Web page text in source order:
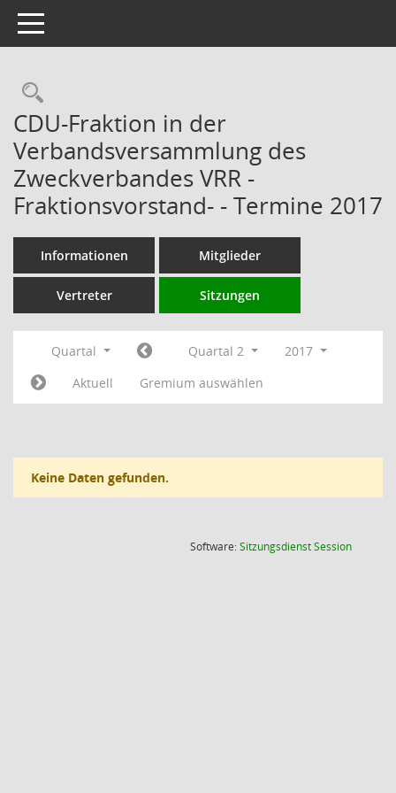
Toggle navigation
Rechercheauswahl
CDU-Fraktion in der
Verbandsversammlung des
Zweckverbandes VRR -
Fraktionsvorstand- - Termine 2017
Informationen Mitglieder
Vertreter Sitzungen
Quartal Quartal 2
2017
Aktuell
Gremium auswählen
Keine Daten gefunden.
Software:SitzungsdienstSession(Wird in